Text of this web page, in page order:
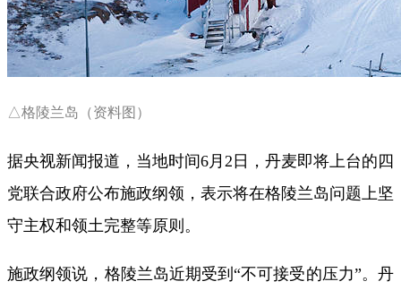
△格陵兰岛（资料图）
据央视新闻报道，当地时间6月2日，丹麦即将上台的四
党联合政府公布施政纲领，表示将在格陵兰岛问题上坚
守主权和领土完整等原则。
施政纲领说，格陵兰岛近期受到“不可接受的压力”。丹